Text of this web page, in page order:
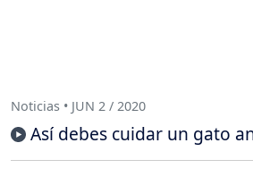
Noticias • JUN 2 / 2020
Así debes cuidar un gato